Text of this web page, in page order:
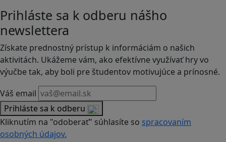
Prihláste sa k odberu nášho
newslettera
Získate prednostný prístup k informáciám o našich
aktivitách. Ukážeme vám, ako efektívne využívať hry vo
výučbe tak, aby boli pre študentov motivujúce a prínosné.
Váš email
Prihláste sa k odberu
Kliknutím na "odoberať" súhlasíte so spracovaním
osobných údajov.